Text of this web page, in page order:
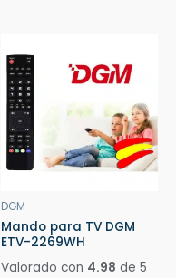
DGM
Mando para TV DGM
ETV-2269WH
Valorado con 4.98 de 5